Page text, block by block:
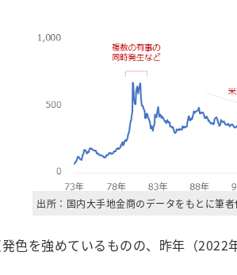
出所：国内大手地金商のデータをもとに筆
色を強めているものの、昨年（2022